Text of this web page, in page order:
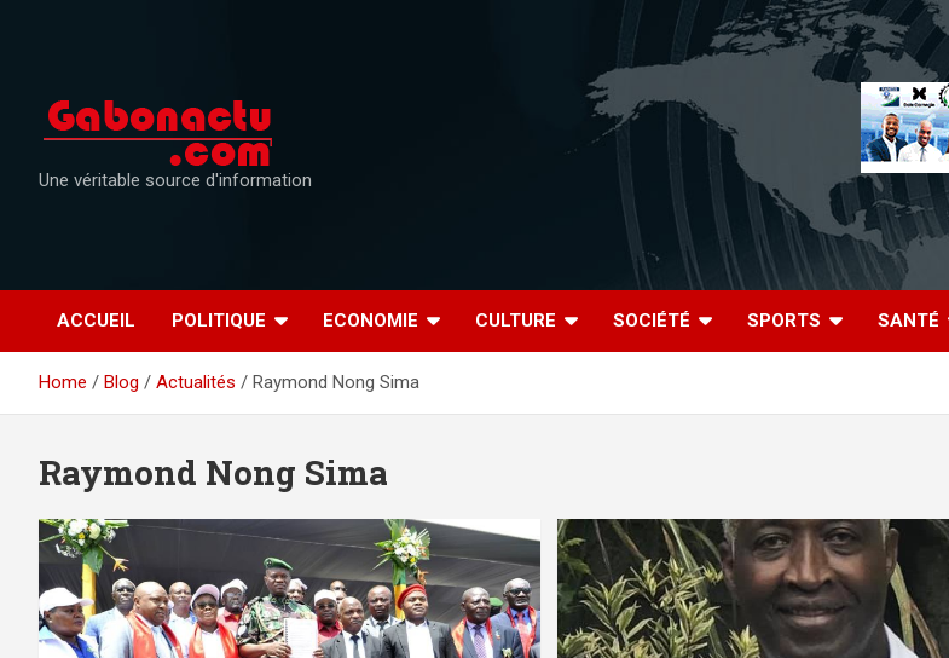
Une véritable source d'information
ACCUEIL POLITIQUE ECONOMIE CULTURE SOCIÉTÉ SPORTS SANTÉ
Home Blog Actualités Raymond Nong Sima
Raymond Nong Sima